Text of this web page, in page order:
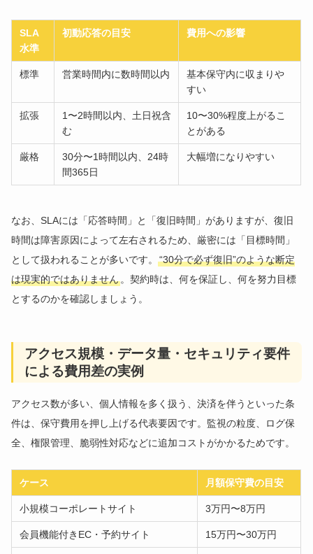
SLA
水準
初動応答の目安 費用への影響
標準 営業時間内に数時間以内
基本保守内に収まりや
すい
拡張
1〜2時間以内、土日祝含
む
10〜30%程度上がるこ
とがある
厳格
30分〜1時間以内、24時
間365日
大幅増になりやすい
なお、SLAには「応答時間」と「復旧時間」がありますが、復旧
時間は障害原因によって左右されるため、厳密には「目標時間」
として扱われることが多いです。“30分で必ず復旧”のような断定
は現実的ではありません 。契約時は、何を保証し、何を努力目標
とするのかを確認しましょう。
アクセス規模・データ量・セキュリティ要件
による費用差の実例
アクセス数が多い、個人情報を多く扱う、決済を伴うといった条
件は、保守費用を押し上げる代表要因です。監視の粒度、ログ保
全、権限管理、脆弱性対応などに追加コストがかかるためです。
ケース 月額保守費の目安
小規模コーポレートサイト 3万円〜8万円
会員機能付きEC・予約サイト 15万円〜30万円